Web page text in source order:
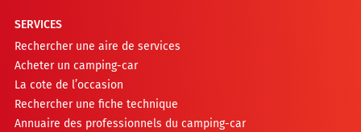
SERVICES
Rechercher une aire de services
Acheter un camping-car
La cote de l’occasion
Rechercher une fiche technique
Annuaire des professionnels du camping-car